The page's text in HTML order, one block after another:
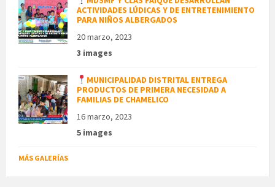
ACTIVIDADES LÚDICAS Y DE ENTRETENIMIENTO
PARA NIÑOS ALBERGADOS
20 marzo, 2023
3 images
MUNICIPALIDAD DISTRITAL ENTREGA
PRODUCTOS DE PRIMERA NECESIDAD A
FAMILIAS DE CHAMELICO
16 marzo, 2023
5 images
MÁS GALERÍAS